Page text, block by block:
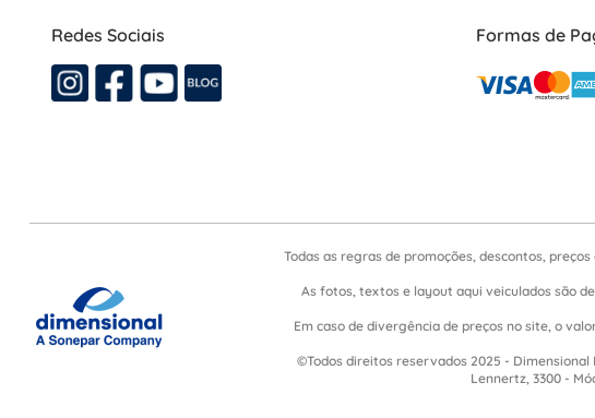
Redes Sociais Formas de
Todas as regras de promoções, descontos,
As fotos, textos e layout aqui veiculados são
Em caso de divergência de preços no site, o
©Todos direitos reservados 2025 - Dimensional
Lennertz, 3300 -